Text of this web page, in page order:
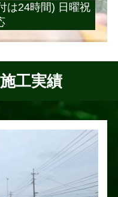
は24時間) 日曜祝
施工実績